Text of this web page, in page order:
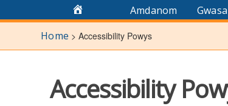
Amdanom
Home > Accessibility Powys
Accessibility